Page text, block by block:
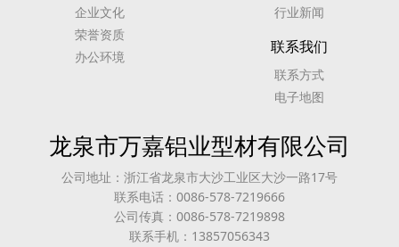
企业文化
荣誉资质
办公环境
行业新闻
联系我们
联系方式
电子地图
龙泉市万嘉铝业型材有限公司
公司地址：浙江省龙泉市大沙工业区大沙一路17号
联系电话：0086-578-7219666
公司传真：0086-578-7219898
联系手机：13857056343